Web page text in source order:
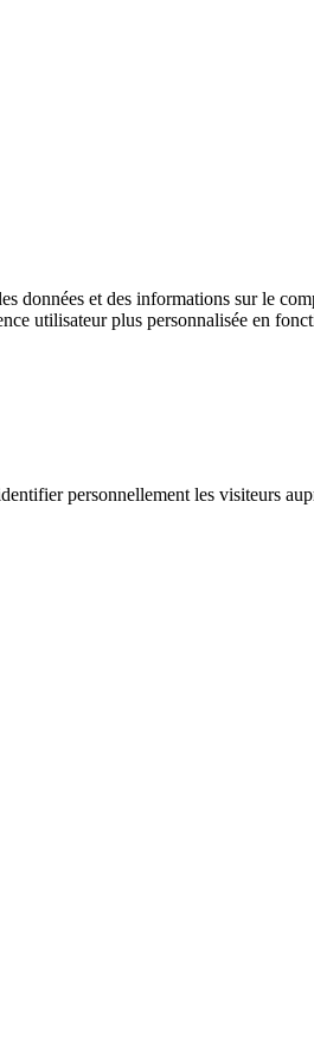
données et des informations sur le
utilisateur plus personnalisée en
personnellement les visiteurs